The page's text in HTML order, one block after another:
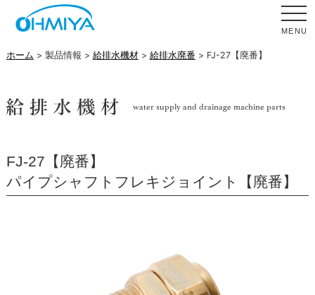
MENU
ホーム > 製品情報 > 給排水機材> 給排水廃番 > FJ-27【廃番】
FJ-27【廃番】
パイプシャフトフレキジョイント【廃番】